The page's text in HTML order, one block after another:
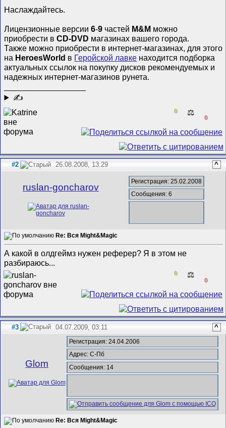
Наслаждайтесь.
Лицензионные версии6-9 частей M&M можно
приобрести вCD-DVD магазинах вашего города.
Также можно приобрести в интернет-магазинах, для этого
на HeroesWorld в Геройской лавке находится подборка
актуальных ссылок на покупку дисков рекомендуемых и
надежных интернет-магазинов рунета.
✍
0 ⚖️
0
#2 26.08.2008, 13:29 ^
ruslan-goncharov
Регистрация: 25.02.2008
Сообщения: 6
Re: Вся Might&Magic
А какой в олдгеймз нужен реферер? Я в этом не
разбираюсь...
0 ⚖️
0
#3 04.07.2009, 03:11 ^
Glom
Регистрация: 24.04.2006
Адрес: С-Пб
Сообщения: 14
Re: Вся Might&Magic